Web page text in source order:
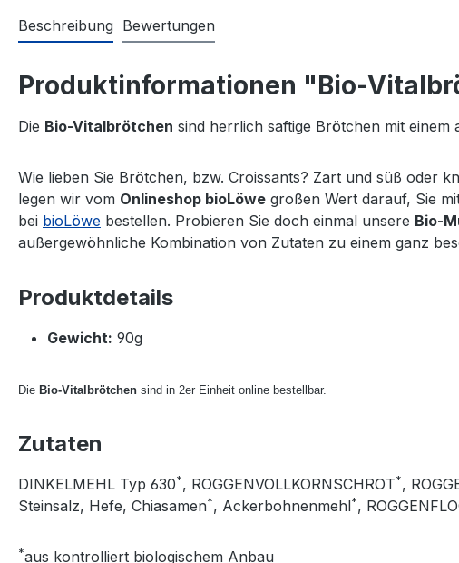
Beschreibung Bewertungen
Produktinformationen "Bio-
Die Bio-Vitalbrötchen sind herrlich saftige Brötchen mit
Wie lieben Sie Brötchen, bzw. Croissants? Zart und süß oder
legen wir vom Onlineshop bioLöwe großen Wert darauf, Sie
bei bioLöwe bestellen. Probieren Sie doch einmal unsere Bio-
außergewöhnliche Kombination von Zutaten zu einem ganz
Produktdetails
Gewicht: 90g
Die Bio-Vitalbrötchen sind in 2er Einheit online bestellbar.
Zutaten
DINKELMEHL Typ 630*, ROGGENVOLLKORNSCHROT*,
Steinsalz, Hefe, Chiasamen*, Ackerbohnenmehl*,
*aus kontrolliert biologischem Anbau